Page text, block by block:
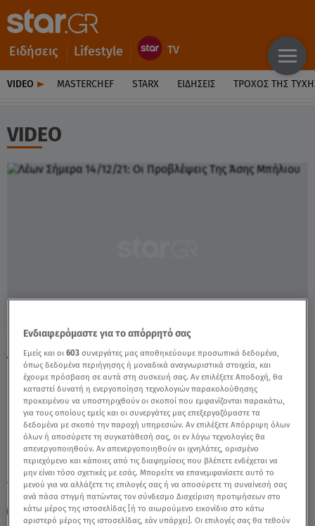
Ειδήσεις Lifestyle
VIDEO MASTERCHEF STARX ΕΙΔΉΣΕΙΣ ΤΡΟΧΌΣ ΤΗΣ
VIDEO
Λέων Σήμερα 14/12/21: Οι Προβλέψεις Της
Άσης Μπήλιου - Video
TAGS: ΛΕΩΝ ΖΩΔΙΑ ΖΩΔΙΑ ΣΗΜΕΡΑ ΑΣΗ ΜΠΗΛΙΟΥ
ΖΩΔΙΑ ΑΣΗ ΜΠΗΛΙΟΥ
ΑΣΤΡΟΛΟΓΙΚΕΣ ΠΡΟΒΛΕΨΕΙΣ
Ενδιαφερόμαστε για το απόρρητό σας
Εμείς και οι603 συνεργάτες μας αποθηκεύουμε προσωπικά δεδομένα,
όπως δεδομένα περιήγησης ή μοναδικά αναγνωριστικά στοιχεία, και
έχουμε πρόσβαση σε αυτά στη συσκευή σας. Αν επιλέξετε Αποδοχή, θα
καταστεί δυνατή η ενεργοποίηση τεχνολογιών παρακολούθησης
προκειμένου να υποστηριχθούν οι σκοποί που εμφανίζονται παρακάτω,
για τους οποίους εμείς και οι συνεργάτες μας επεξεργαζόμαστε τα
δεδομένα με σκοπό την παροχή υπηρεσιών. Αν επιλέξετε Απόρριψη όλων
όλων ή αποσύρετε τη συγκατάθεσή σας, οι εν λόγω τεχνολογίες θα
απενεργοποιηθούν. Αν απενεργοποιηθούν οι ιχνηλάτες, ορισμένο
περιεχόμενο και κάποιες από τις διαφημίσεις που βλέπετε ενδέχεται να
μην είναι τόσο σχετικές με εσάς. Μπορείτε να επανεμφανίσετε αυτό το
μενού για να αλλάξετε τις επιλογές σας ή να αποσύρετε τη συναίνεσή σας
ανά πάσα στιγμή πατώντας τον σύνδεσμο Διαχείριση προτιμήσεων στο
κάτω μέρος της ιστοσελίδας [ή το αιωρούμενο εικονίδιο στο κάτω
αριστερό μέρος της ιστοσελίδας, εάν υπάρχει]. Οι επιλογές σας θα τεθούν